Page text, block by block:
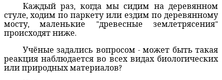
Каждый раз, когда мы сидим на деревянном
стуле, ходим по паркету или ездим по деревянному
мосту, маленькие "древесные землетрясения"
происходят ниже.
Учёные задались вопросом - может быть такая
реакция наблюдается во всех видах биологических
или природных материалов?